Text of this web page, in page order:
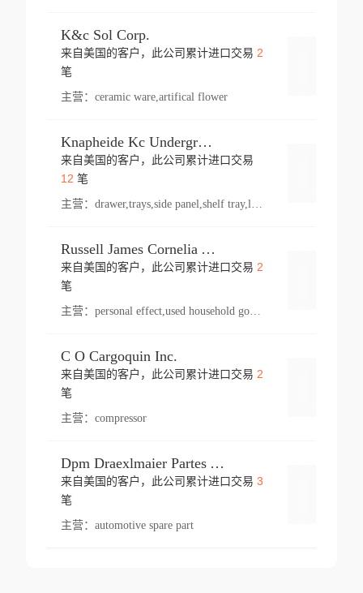
K&c Sol Corp.
来自美国的客户，此公司累计进口交易 2
笔
主营： ceramic ware,artifical flower
Knapheide Kc Underground
来自美国的客户，此公司累计进口交易
12 笔
主营：
Russell James Cornelia Arlington Va
来自美国的客户，此公司累计进口交易 2
笔
主营： personal effect,used household goods
C O Cargoquin Inc.
来自美国的客户，此公司累计进口交易 2
笔
主营： compressor
Dpm Draexlmaier Partes Automotrices Corr Ind Huejotzingo
来自美国的客户，此公司累计进口交易 3
笔
主营： automotive spare part